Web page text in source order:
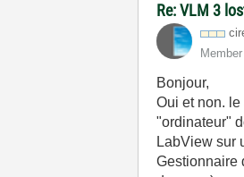
Re: VLM 3
Member
Bonjour,
Oui et non.
"ordinateur"
LabView sur
Gestionnaire